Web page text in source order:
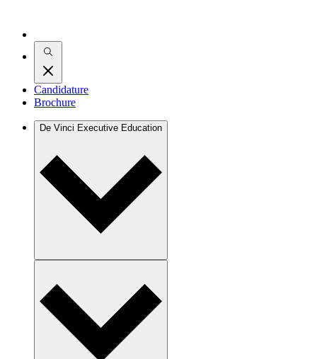
Candidature
Brochure
De Vinci Executive Education